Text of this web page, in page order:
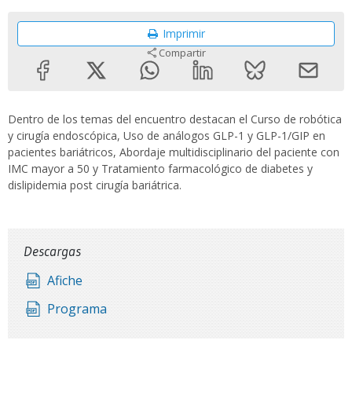
Imprimir
Compartir
Dentro de los temas del encuentro destacan el Curso de robótica
y cirugía endoscópica, Uso de análogos GLP-1 y GLP-1/GIP en
pacientes bariátricos, Abordaje multidisciplinario del paciente con
IMC mayor a 50 y Tratamiento farmacológico de diabetes y
dislipidemia post cirugía bariátrica.
Descargas
Afiche
Programa